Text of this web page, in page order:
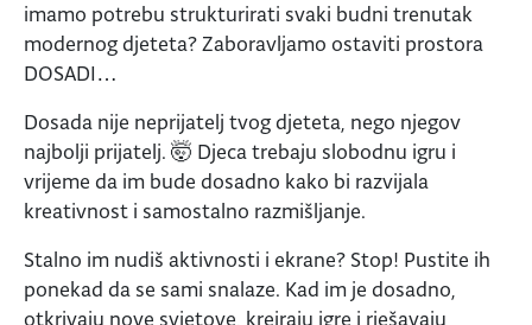
imamo potrebu strukturirati svaki budni trenutak
modernog djeteta? Zaboravljamo ostaviti prostora
DOSADI…
Dosada nije neprijatelj tvog djeteta, nego njegov
najbolji prijatelj. 🤯 Djeca trebaju slobodnu igru i
vrijeme da im bude dosadno kako bi razvijala
kreativnost i samostalno razmišljanje.
Stalno im nudiš aktivnosti i ekrane? Stop! Pustite ih
ponekad da se sami snalaze. Kad im je dosadno,
otkrivaju nove svjetove, kreiraju igre i rješavaju